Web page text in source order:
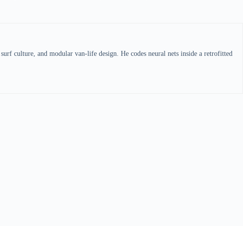
culture, and modular van-life design. He codes neural nets inside a retrofitted